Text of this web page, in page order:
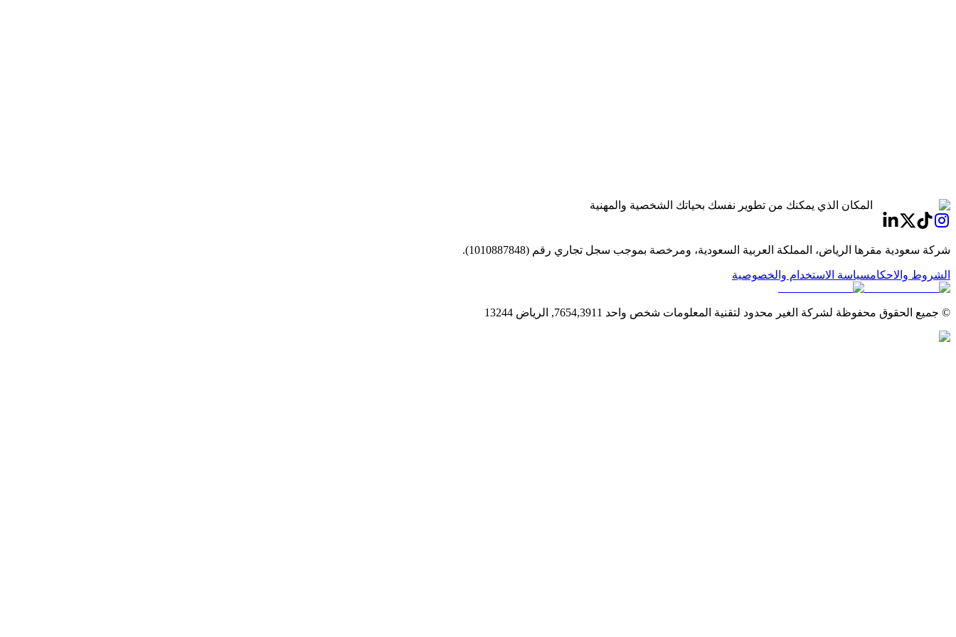
المكان الذي يمكنك من تطوير نفسك بحياتك الشخصية والمهنية
شركة سعودية مقرها الرياض، المملكة العربية السعودية، ومرخصة بموجب سجل تجاري رقم (1010887848).
الشروط والاحكامسياسة الاستخدام والخصوصية
© جميع الحقوق محفوظة لشركة الغير محدود لتقنية المعلومات شخص واحد 7654,3911, الرياض 13244